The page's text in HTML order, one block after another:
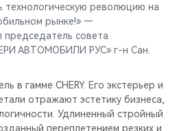
технологическую революцию на
рынке!» —
совета
АВТОМОБИЛИ РУС» г-н Сан.
в гамме CHERY. Его экстерьер и
отражают эстетику бизнеса,
Удлиненный стройный
переплетением резких и